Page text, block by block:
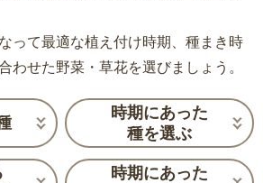
って最適な植え付け時期、種まき時
わせた野菜・草花を選びましょう。
時期にあった
種を選ぶ
時期にあった